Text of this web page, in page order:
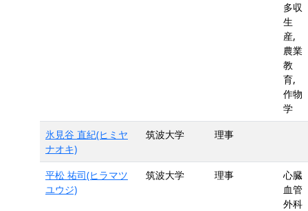
多収
生
産,
農業
教
育,
作物
学
氷見谷 直紀(ヒミヤ
ナオキ)
筑波大学 理事
平松 祐司(ヒラマツ
ユウジ)
筑波大学 理事
心臓
血管
外科